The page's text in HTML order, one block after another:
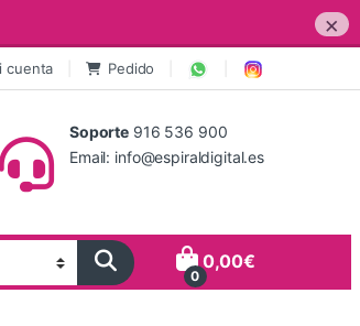
×
cuenta Pedido
Soporte 916 536 900
Email: info@espiraldigital.es
0
0,00€